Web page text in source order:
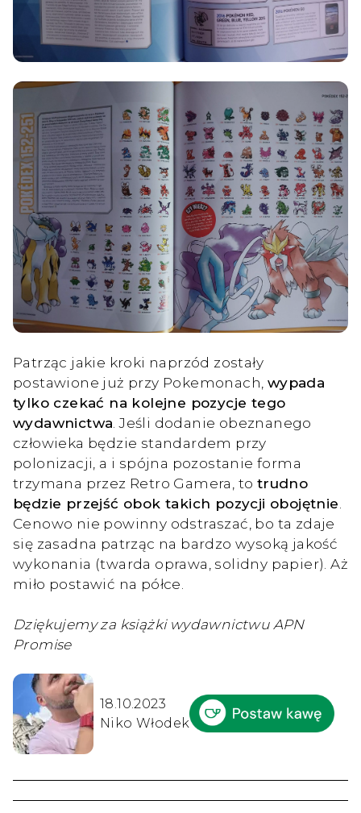
Patrząc jakie kroki naprzód zostały
postawione już przy Pokemonach, wypada
tylko czekać na kolejne pozycje tego
wydawnictwa . Jeśli dodanie obeznanego
człowieka będzie standardem przy
polonizacji, a i spójna pozostanie forma
trzymana przez Retro Gamera, to trudno
będzie przejść obok takich pozycji obojętnie
Cenowo nie powinny odstraszać, bo ta zdaje
się zasadna patrząc na bardzo wysoką jakość
wykonania (twarda oprawa, solidny papier). Aż
miło postawić na półce.
Dziękujemy za książki wydawnictwu APN
Promise
18.10.2023
Niko Włodek